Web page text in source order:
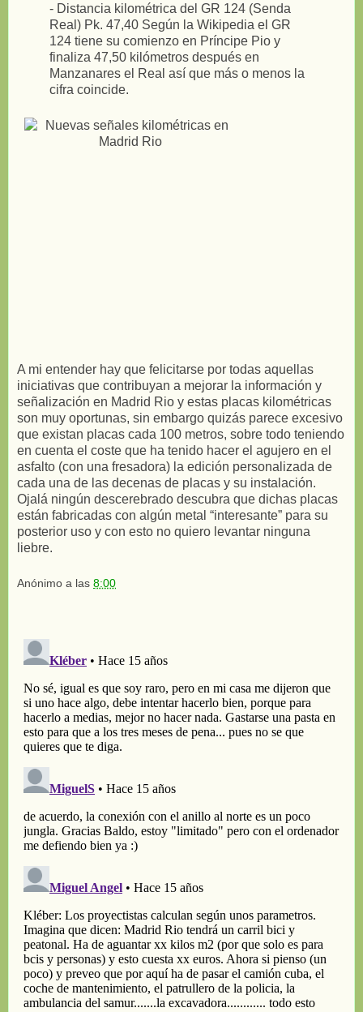
- Distancia kilométrica del GR 124 (Senda
Real) Pk. 47,40 Según la Wikipedia el GR
124 tiene su comienzo en Príncipe Pio y
finaliza 47,50 kilómetros después en
Manzanares el Real así que más o menos la
cifra coincide.
A mi entender hay que felicitarse por todas aquellas
iniciativas que contribuyan a mejorar la información y
señalización en Madrid Rio y estas placas kilométricas
son muy oportunas, sin embargo quizás parece excesivo
que existan placas cada 100 metros, sobre todo teniendo
en cuenta el coste que ha tenido hacer el agujero en el
asfalto (con una fresadora) la edición personalizada de
cada una de las decenas de placas y su instalación.
Ojalá ningún descerebrado descubra que dichas placas
están fabricadas con algún metal “interesante” para su
posterior uso y con esto no quiero levantar ninguna
liebre.
Anónimo a las 8:00